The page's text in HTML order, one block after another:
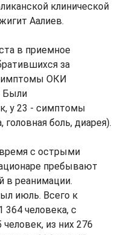
клинической
Аалиев.
в приемное
за
ОКИ
Были
у 23 - симптомы
боль, диарея).
с острыми
пребывают
в реанимации.
июль. Всего к
364 человека, с
из них 276